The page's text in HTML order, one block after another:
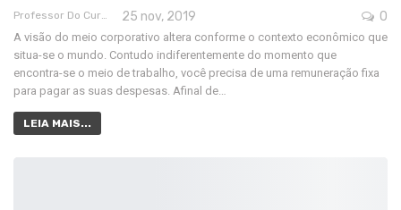
Professor Do Cursos Rápidos Grátis 25 nov, 2019 0
A visão do meio corporativo altera conforme o contexto econômico que
situa-se o mundo. Contudo indiferentemente do momento que
encontra-se o meio de trabalho, você precisa de uma remuneração fixa
para pagar as suas despesas. Afinal de…
LEIA MAIS...